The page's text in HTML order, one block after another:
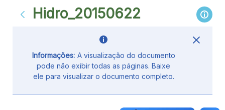
Hidro_20150622
Informações: A visualização do documento
pode não exibir todas as páginas. Baixe
ele para visualizar o documento completo.